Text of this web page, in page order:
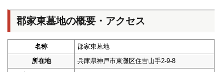
郡家東墓地の概要・アクセス
名称
郡家東墓地
所在地
兵庫県神戸市東灘区住吉山手2-9-8